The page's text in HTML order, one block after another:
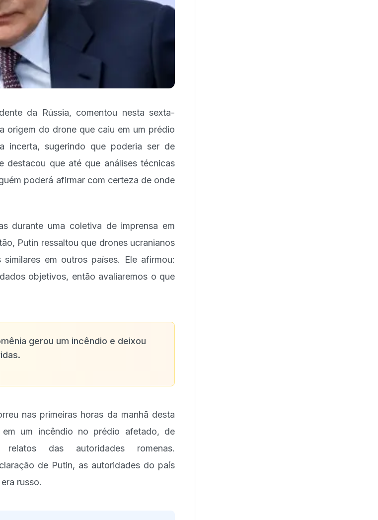
da Rússia, comentou nesta sexta-
origem do drone que caiu em um prédio
incerta, sugerindo que poderia ser de
destacou que até que análises técnicas
poderá afirmar com certeza de onde
durante uma coletiva de imprensa em
Putin ressaltou que drones ucranianos
similares em outros países. Ele afirmou:
objetivos, então avaliaremos o que
gerou um incêndio e deixou
nas primeiras horas da manhã desta
em um incêndio no prédio afetado, de
das autoridades romenas.
de Putin, as autoridades do país
russo.